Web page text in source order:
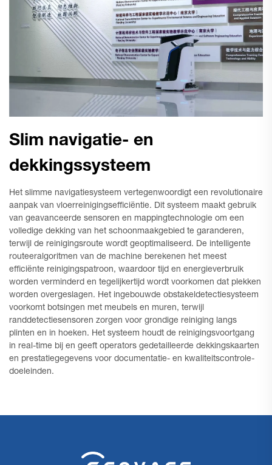
Slim navigatie- en
dekkingssysteem
Het slimme navigatiesysteem vertegenwoordigt een revolutionaire
aanpak van vloerreinigingsefficiëntie. Dit systeem maakt gebruik
van geavanceerde sensoren en mappingtechnologie om een
volledige dekking van het schoonmaakgebied te garanderen,
terwijl de reinigingsroute wordt geoptimaliseerd. De intelligente
routeeralgoritmen van de machine berekenen het meest
efficiënte reinigingspatroon, waardoor tijd en energieverbruik
worden verminderd en tegelijkertijd wordt voorkomen dat plekken
worden overgeslagen. Het ingebouwde obstakeldetectiesysteem
voorkomt botsingen met meubels en muren, terwijl
randdetectiesensoren zorgen voor grondige reiniging langs
plinten en in hoeken. Het systeem houdt de reinigingsvoortgang
in real-time bij en geeft operators gedetailleerde dekkingskaarten
en prestatiegegevens voor documentatie- en kwaliteitscontrole-
doeleinden.